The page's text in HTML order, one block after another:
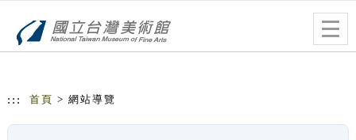
::: 首頁 > 網站導覽